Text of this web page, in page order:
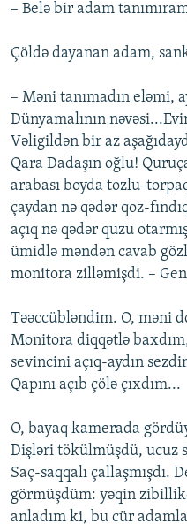
– Belə bir adam
Çöldə dayanan adam,
– Məni tanımadın eləmi,
Dünyamalının
Vəligildən bir az
Qara Dadaşın oğlu!
arabası boyda tozlu-
çaydan nə qədər qoz-
açıq nə qədər quzu
ümidlə məndən cavab
monitora zilləmişdi. –
Təəccübləndim. O, məni
Monitora diqqətlə
sevincini açıq-aydın
Qapını açıb çölə çıxdım...
O, bayaq kamerada
Dişləri tökülmüşdü, ucuz
Saç-saqqalı çallaşmışdı.
görmüşdüm: yəqin
anladım ki, bu cür